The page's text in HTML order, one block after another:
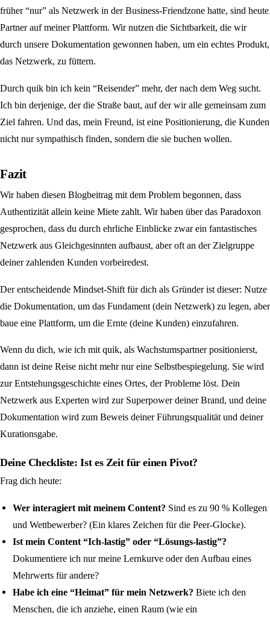
früher “nur” als Netzwerk in der Business-Friendzone hatte, sind heute
Partner auf meiner Plattform. Wir nutzen die Sichtbarkeit, die wir
durch unsere Dokumentation gewonnen haben, um ein echtes Produkt,
das Netzwerk, zu füttern.
Durch quik bin ich kein “Reisender” mehr, der nach dem Weg sucht.
Ich bin derjenige, der die Straße baut, auf der wir alle gemeinsam zum
Ziel fahren. Und das, mein Freund, ist eine Positionierung, die Kunden
nicht nur sympathisch finden, sondern die sie buchen wollen.
Fazit
Wir haben diesen Blogbeitrag mit dem Problem begonnen, dass
Authentizität allein keine Miete zahlt. Wir haben über das Paradoxon
gesprochen, dass du durch ehrliche Einblicke zwar ein fantastisches
Netzwerk aus Gleichgesinnten aufbaust, aber oft an der Zielgruppe
deiner zahlenden Kunden vorbeiredest.
Der entscheidende Mindset-Shift für dich als Gründer ist dieser: Nutze
die Dokumentation, um das Fundament (dein Netzwerk) zu legen, aber
baue eine Plattform, um die Ernte (deine Kunden) einzufahren.
Wenn du dich, wie ich mit quik, als Wachstumspartner positionierst,
dann ist deine Reise nicht mehr nur eine Selbstbespiegelung. Sie wird
zur Entstehungsgeschichte eines Ortes, der Probleme löst. Dein
Netzwerk aus Experten wird zur Superpower deiner Brand, und deine
Dokumentation wird zum Beweis deiner Führungsqualität und deiner
Kurationsgabe.
Deine Checkliste: Ist es Zeit für einen Pivot?
Frag dich heute:
Wer interagiert mit meinem Content? Sind es zu 90 % Kollegen
und Wettbewerber? (Ein klares Zeichen für die Peer-Glocke).
Ist mein Content “Ich-lastig” oder “Lösungs-lastig”?
Dokumentiere ich nur meine Lernkurve oder den Aufbau eines
Mehrwerts für andere?
Habe ich eine “Heimat” für mein Netzwerk? Biete ich den
Menschen, die ich anziehe, einen Raum (wie ein